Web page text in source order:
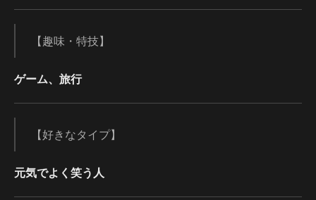
【趣味・特技】
ゲーム、旅行
【好きなタイプ】
元気でよく笑う人